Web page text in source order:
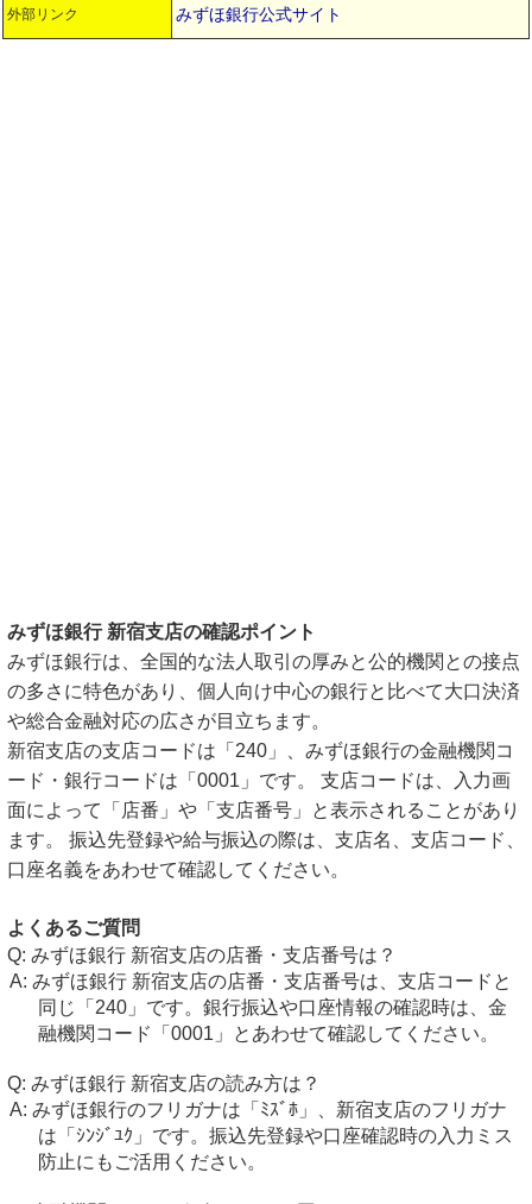
外部リンク みずほ銀行公式サイト
みずほ銀行 新宿支店の確認ポイント
みずほ銀行は、全国的な法人取引の厚みと公的機関との接点
の多さに特色があり、個人向け中心の銀行と比べて大口決済
や総合金融対応の広さが目立ちます。
新宿支店の支店コードは「240」、みずほ銀行の金融機関コ
ード・銀行コードは「0001」です。 支店コードは、入力画
面によって「店番」や「支店番号」と表示されることがあり
ます。 振込先登録や給与振込の際は、支店名、支店コード、
口座名義をあわせて確認してください。
よくあるご質問
みずほ銀行 新宿支店の店番・支店番号は？
みずほ銀行 新宿支店の店番・支店番号は、支店コードと
同じ「240」です。銀行振込や口座情報の確認時は、金
融機関コード「0001」とあわせて確認してください。
みずほ銀行 新宿支店の読み方は？
みずほ銀行のフリガナは「ﾐｽﾞﾎ」、新宿支店のフリガナ
は「ｼﾝｼﾞﾕｸ」です。振込先登録や口座確認時の入力ミス
防止にもご活用ください。